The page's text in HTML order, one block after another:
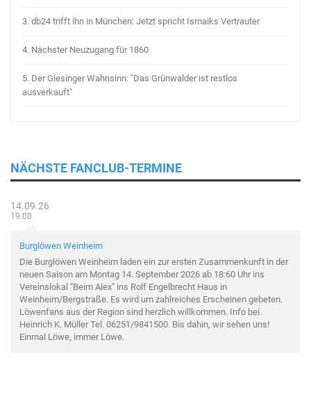
3. db24 trifft ihn in München: Jetzt spricht Ismaiks Vertrauter
4. Nächster Neuzugang für 1860
5. Der Giesinger Wahnsinn: "Das Grünwalder ist restlos
ausverkauft"
NÄCHSTE FANCLUB-TERMINE
14.09.26
19:00
Burglöwen Weinheim
Die Burglöwen Weinheim laden ein zur ersten Zusammenkunft in der
neuen Saison am Montag 14. September 2026 ab 18:60 Uhr ins
Vereinslokal "Beim Alex" ins Rolf Engelbrecht Haus in
Weinheim/Bergstraße. Es wird um zahlreiches Erscheinen gebeten.
Löwenfans aus der Region sind herzlich willkommen. Info bei
Heinrich K. Müller Tel. 06251/9841500. Bis dahin, wir sehen uns!
Einmal Löwe, immer Löwe.